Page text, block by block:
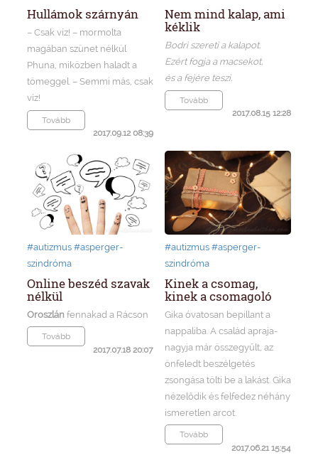
Hullámok szárnyán
– Csak víz! – mormolta
magában szünet nélkül
Phuna, miközben haladt a
tömeggel. – Semmi más, csak
víz!
Tovább
2017.09.12 08:39
Nem mind kalap, ami
kéklik
Bodri szereti a kalapot.
Ezért fogja a macsekot,
és a fejére teszi.
Tovább
2017.08.15 12:28
#autizmus #asperger-
szindróma
Online beszéd szavak
nélkül
Oroszlán fennakad a Rácson
Tovább
2017.07.18 20:07
#autizmus #asperger-
szindróma
Kinek a csomag,
kinek a csomagoló
Gika óvatosan bepillant a
nappaliba. A család apraja-
nagyja már összegyűlt, az
önfeledt beszélgetés
zsongása tölti be a lakást. Gika
nézelődik és felfedez néhány
ismeretlen arcot.
Tovább
2017.06.21 15:54